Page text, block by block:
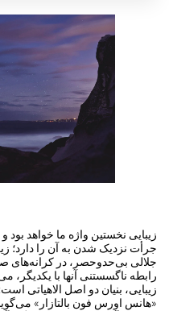
زیبایی نخستین واژه ما خواهد
جرأت نزدیک شدن به آن را
جلالی بی‌حدوحصر، در کرانه‌های
رابطه ناگسستنی آنها با یکدیگر،
زیبایی، بنیان دو اصل الاهیاتی
«هانس اورس فون بالتازار»